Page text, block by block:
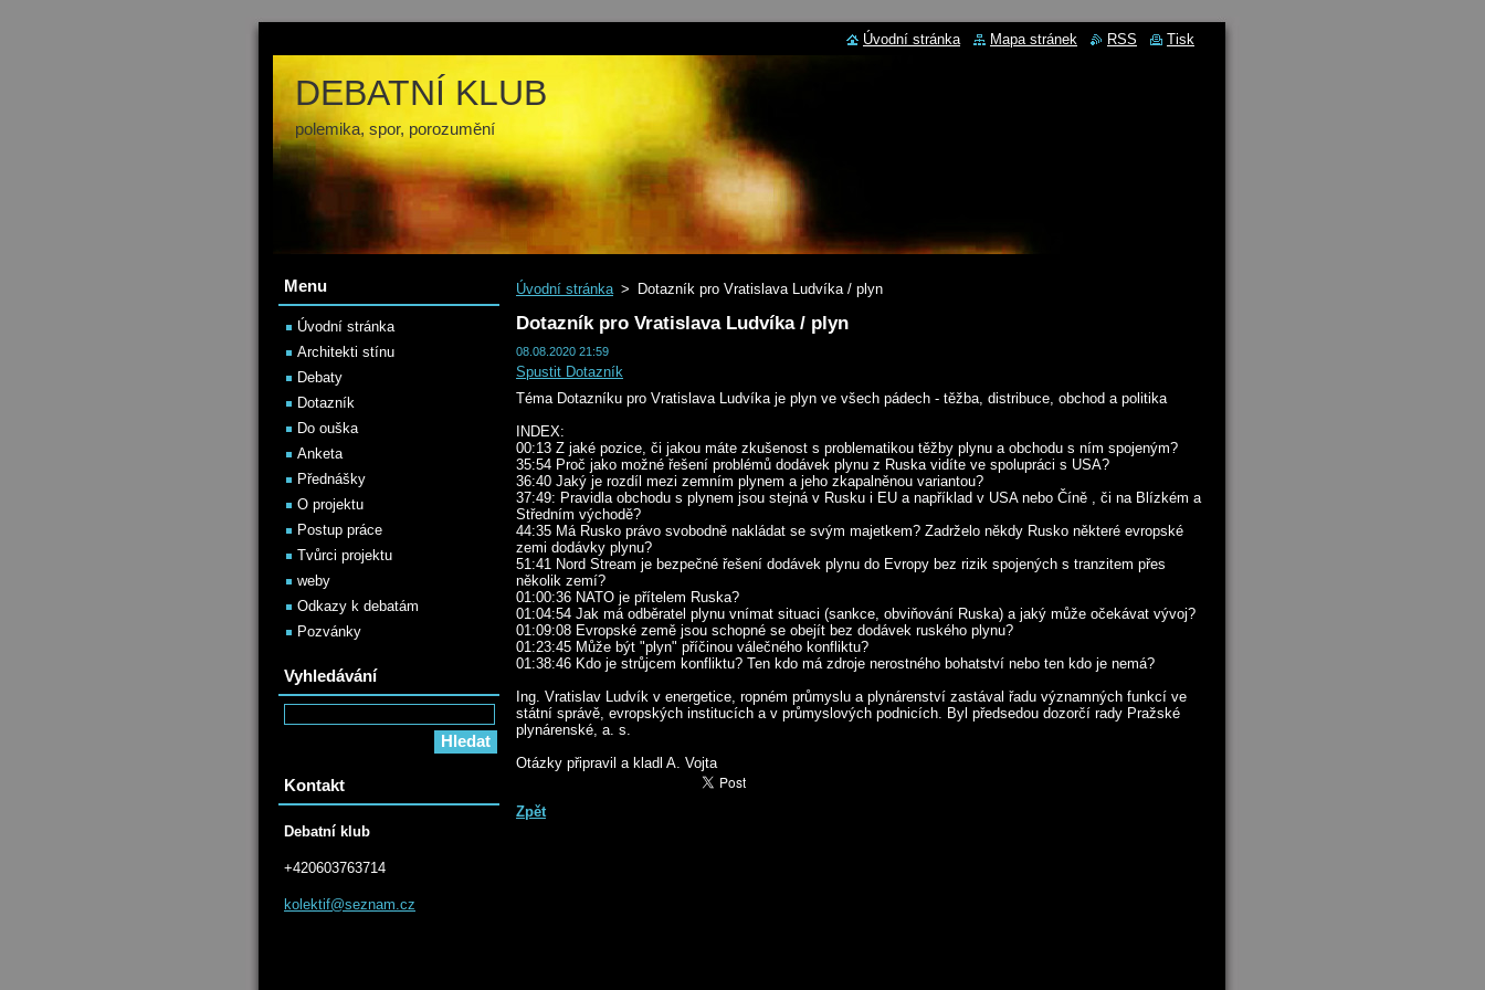
DEBATNÍ KLUB
polemika, spor, porozumění
Úvodní stránka > Dotazník pro Vratislava Ludvíka / plyn
Dotazník pro Vratislava Ludvíka / plyn
08.08.2020 21:59
Spustit Dotazník
Téma Dotazníku pro Vratislava Ludvíka je plyn ve všech pádech - těžba, distribuce, obchod a politika
INDEX:
00:13 Z jaké pozice, či jakou máte zkušenost s problematikou těžby plynu a obchodu s ním spojeným?
35:54 Proč jako možné řešení problémů dodávek plynu z Ruska vidíte ve spolupráci s USA?
36:40 Jaký je rozdíl mezi zemním plynem a jeho zkapalněnou variantou?
37:49: Pravidla obchodu s plynem jsou stejná v Rusku i EU a například v USA nebo Číně , či na Blízkém a
Středním východě?
44:35 Má Rusko právo svobodně nakládat se svým majetkem? Zadrželo někdy Rusko některé evropské
zemi dodávky plynu?
51:41 Nord Stream je bezpečné řešení dodávek plynu do Evropy bez rizik spojených s tranzitem přes
několik zemí?
01:00:36 NATO je přítelem Ruska?
01:04:54 Jak má odběratel plynu vnímat situaci (sankce, obviňování Ruska) a jaký může očekávat vývoj?
01:09:08 Evropské země jsou schopné se obejít bez dodávek ruského plynu?
01:23:45 Může být "plyn" příčinou válečného konfliktu?
01:38:46 Kdo je strůjcem konfliktu? Ten kdo má zdroje nerostného bohatství nebo ten kdo je nemá?
Ing. Vratislav Ludvík v energetice, ropném průmyslu a plynárenství zastával řadu významných funkcí ve
státní správě, evropských institucích a v průmyslových podnicích. Byl předsedou dozorčí rady Pražské
plynárenské, a. s.
Otázky připravil a kladl A. Vojta
Zpět
Menu
Úvodní stránka
Architekti stínu
Debaty
Dotazník
Do ouška
Anketa
Přednášky
O projektu
Postup práce
Tvůrci projektu
weby
Odkazy k debatám
Pozvánky
Vyhledávání
Kontakt
Debatní klub
+420603763714
kolektif@seznam.cz
Úvodní stránka Mapa stránek RSS Tisk